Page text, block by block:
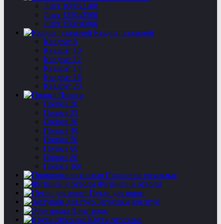
Лист 1000х2100
Лист 1250х2500
Лист 1500х6000
Квадрат стальной
Квадрат 8
Квадрат 10
Квадрат 12
Квадрат 14
Квадрат 16
Квадрат 20
Полоса
Полоса 20
Полоса 25
Полоса 30
Полоса 40
Полоса 50
Полоса 60
Полоса 80
Полоса 100
Проволока вязальная
Фитинги и отводы
Петли для ворот
Заглушки для труб
Электроды
Круги отрезные